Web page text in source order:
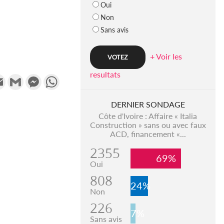
Email Gmail MessengerWhatsApp
Oui
Non
Sans avis
+ Voir les
resultats
DERNIER SONDAGE
Côte d'Ivoire : Affaire « Italia
Construction » sans ou avec faux
ACD, financement «...
2355
Oui 69%
808
Non 24%
226
Sans avis 7%